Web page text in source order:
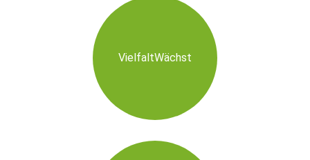
VielfaltWächst